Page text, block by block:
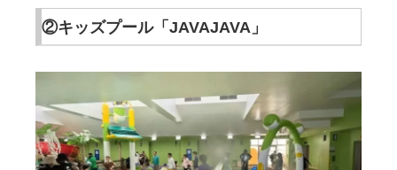
②キッズプール「JAVAJAVA」